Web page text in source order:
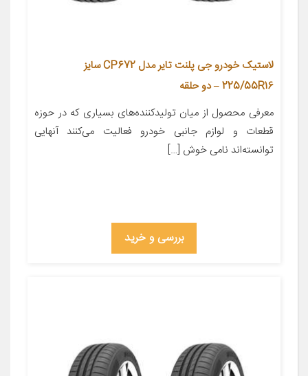
لاستیک خودرو جی پلنت تایر مدل CP672 سایز
225/55R16 – دو حلقه
معرفی محصول از میان تولیدکننده‌های بسیاری که در حوزه
قطعات و لوازم جانبی خودرو فعالیت می‌کنند آنهایی
توانسته‌اند نامی خوش […]
بررسی و خرید